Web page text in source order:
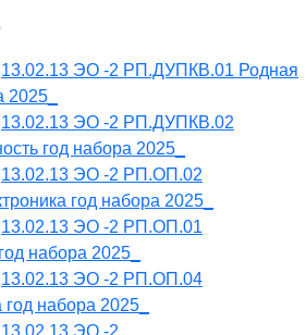
13.02.13 ЭО -2 РП.ДУПКВ.01 Родная
13.02.13 ЭО -2 РП.ДУПКВ.02
год набора 2025_
13.02.13 ЭО -2 РП.ОП.02
год набора 2025_
13.02.13 ЭО -2 РП.ОП.01
набора 2025_
13.02.13 ЭО -2 РП.ОП.04
набора 2025_
13.02.13 ЭО -2